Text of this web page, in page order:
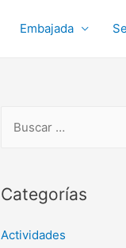
Embajada
Categorías
Actividades